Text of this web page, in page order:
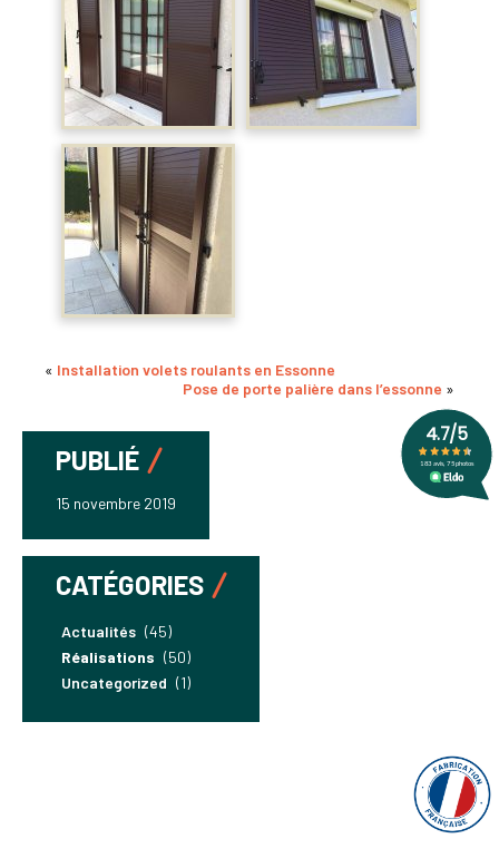
« Installation volets roulants en Essonne
Pose de porte palière dans l’essonne »
PUBLIÉ
15 novembre 2019
CATÉGORIES
Actualités (45)
Réalisations (50)
Uncategorized (1)